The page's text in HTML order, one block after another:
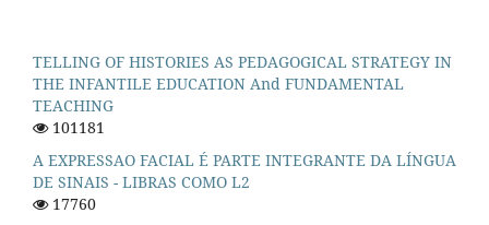
TELLING OF HISTORIES AS PEDAGOGICAL STRATEGY IN
THE INFANTILE EDUCATION And FUNDAMENTAL
TEACHING
101181
A EXPRESSAO FACIAL É PARTE INTEGRANTE DA LÍNGUA
DE SINAIS - LIBRAS COMO L2
17760